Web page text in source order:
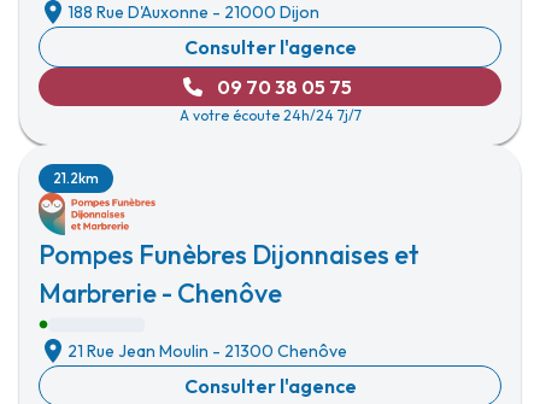
188 Rue D'Auxonne - 21000 Dijon
Consulter l'agence
09 70 38 05 75
A votre écoute 24h/24 7j/7
Pompes Funèbres Dijonnaises et
Marbrerie - Chenôve
21.2km
21 Rue Jean Moulin - 21300 Chenôve
Consulter l'agence